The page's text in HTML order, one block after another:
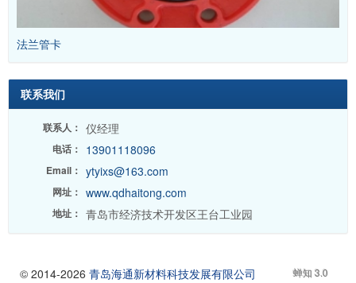
法兰管卡
联系我们
联系人： 仪经理
电话： 13901118096
Email： ytyixs@163.com
网址： www.qdhaitong.com
地址： 青岛市经济技术开发区王台工业园
© 2014-2026 青岛海通新材料科技发展有限公司 蝉知 3.0